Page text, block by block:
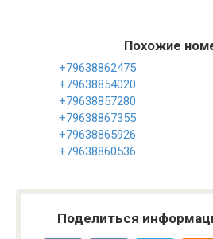
Похожие
+79638862475
+79638854020
+79638857280
+79638867355
+79638865926
+79638860536
Поделиться